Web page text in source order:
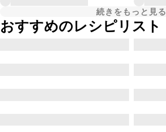
続きをもっと見る
おすすめのレシピリスト